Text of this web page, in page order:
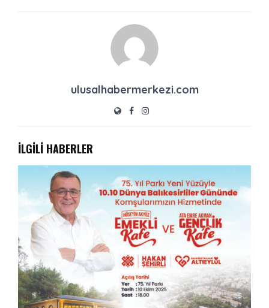
ulusalhabermerkezi.com
İLGİLİ HABERLER